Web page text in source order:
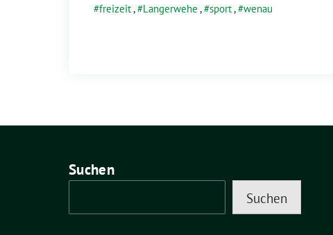
freizeit, Langerwehe , sport, wenau
Suchen
Suchen